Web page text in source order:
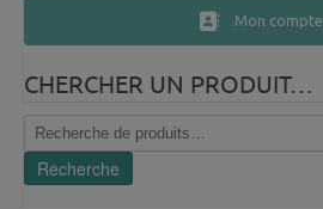
Mon compte
CHERCHER UN PRODUIT…
Recherche
pour :
Recherche